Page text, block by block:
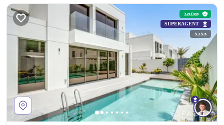
معتمد
SUPERAGENT
جديد